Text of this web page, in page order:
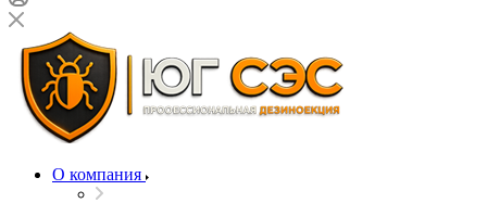
О компания